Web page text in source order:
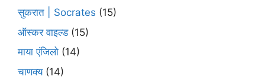
सुकरात | Socrates (15)
ऑस्कर वाइल्ड(15)
माया एंजिलो (14)
चाणक्य(14)